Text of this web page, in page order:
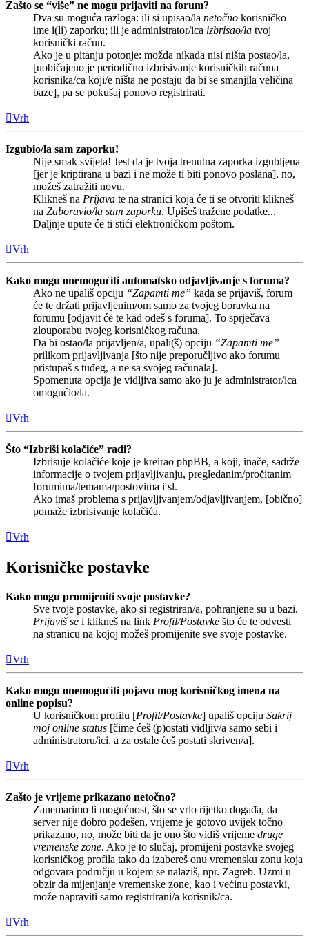
Zašto se “više” ne mogu prijaviti na forum?
Dva su moguća razloga: ili si upisao/la netočno korisničko
ime i(li) zaporku; ili je administrator/ica izbrisao/la tvoj
korisnički račun.
Ako je u pitanju potonje: možda nikada nisi ništa postao/la,
[uobičajeno je periodično izbrisivanje korisničkih računa
korisnika/ca koji/e ništa ne postaju da bi se smanjila veličina
baze], pa se pokušaj ponovo registrirati.
Vrh
Izgubio/la sam zaporku!
Nije smak svijeta! Jest da je tvoja trenutna zaporka izgubljena
[jer je kriptirana u bazi i ne može ti biti ponovo poslana], no,
možeš zatražiti novu.
Klikneš na Prijava te na stranici koja će ti se otvoriti klikneš
na Zaboravio/la sam zaporku. Upišeš tražene podatke...
Daljnje upute će ti stići elektroničkom poštom.
Vrh
Kako mogu onemogućiti automatsko odjavljivanje s foruma?
Ako ne upališ opciju “Zapamti me” kada se prijaviš, forum
će te držati prijavljenim/om samo za tvojeg boravka na
forumu [odjavit će te kad odeš s foruma]. To sprječava
zlouporabu tvojeg korisničkog računa.
Da bi ostao/la prijavljen/a, upali(š) opciju “Zapamti me”
prilikom prijavljivanja [što nije preporučljivo ako forumu
pristupaš s tuđeg, a ne sa svojeg računala].
Spomenuta opcija je vidljiva samo ako ju je administrator/ica
omogućio/la.
Vrh
Što “Izbriši kolačiće” radi?
Izbrisuje kolačiće koje je kreirao phpBB, a koji, inače, sadrže
informacije o tvojem prijavljivanju, pregledanim/pročitanim
forumima/temama/postovima i sl.
Ako imaš problema s prijavljivanjem/odjavljivanjem, [obično]
pomaže izbrisivanje kolačića.
Vrh
Korisničke postavke
Kako mogu promijeniti svoje postavke?
Sve tvoje postavke, ako si registriran/a, pohranjene su u bazi.
Prijaviš se i klikneš na link Profil/Postavke što će te odvesti
na stranicu na kojoj možeš promijenite sve svoje postavke.
Vrh
Kako mogu onemogućiti pojavu mog korisničkog imena na
online popisu?
U korisničkom profilu [Profil/Postavke] upališ opciju Sakrij
moj online status [čime ćeš (p)ostati vidljiv/a samo sebi i
administratoru/ici, a za ostale ćeš postati skriven/a].
Vrh
Zašto je vrijeme prikazano netočno?
Zanemarimo li mogućnost, što se vrlo rijetko događa, da
server nije dobro podešen, vrijeme je gotovo uvijek točno
prikazano, no, može biti da je ono što vidiš vrijeme druge
vremenske zone. Ako je to slučaj, promijeni postavke svojeg
korisničkog profila tako da izabereš onu vremensku zonu koja
odgovara području u kojem se nalaziš, npr. Zagreb. Uzmi u
obzir da mijenjanje vremenske zone, kao i većinu postavki,
može napraviti samo registrirani/a korisnik/ca.
Vrh